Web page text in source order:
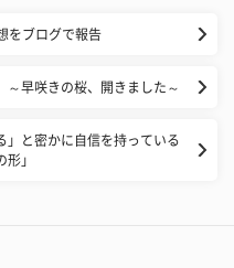
をブログで報告
早咲きの桜、開きました～
と密かに自信を持っている
」